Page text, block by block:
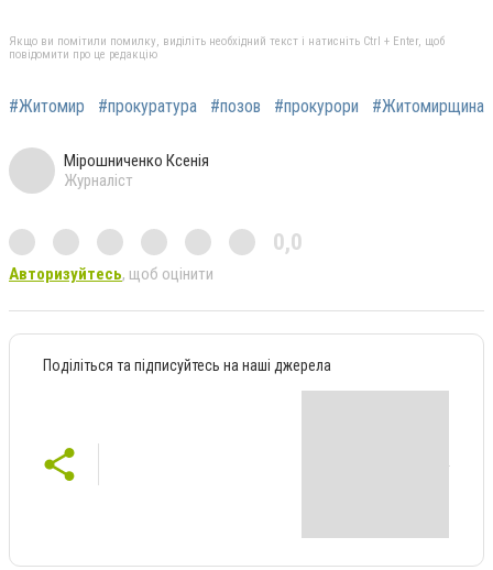
Якщо ви помітили помилку, виділіть необхідний текст і натисніть Ctrl + Enter, щоб
повідомити про це редакцію
#Житомир #прокуратура #позов #прокурори #Житомирщина
Мірошниченко Ксенія
Журналіст
0,0
Авторизуйтесь, щоб оцінити
Поділіться та підписуйтесь на наші джерела